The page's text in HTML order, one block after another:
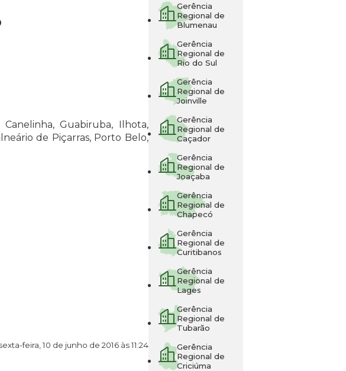
Guabiruba, Ilhota,
de Piçarras, Porto Belo,
feira, 10 de junho de 2016 às 11:24
Gerência
Regional de
Blumenau
Gerência
Regional de
Rio do Sul
Gerência
Regional de
Joinville
Gerência
Regional de
Caçador
Gerência
Regional de
Joaçaba
Gerência
Regional de
Chapecó
Gerência
Regional de
Curitibanos
Gerência
Regional de
Lages
Gerência
Regional de
Tubarão
Gerência
Regional de
Criciúma